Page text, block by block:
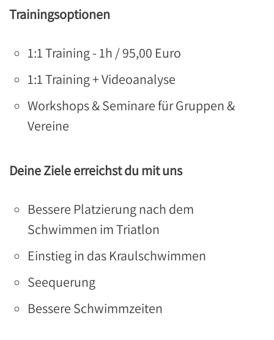
Trainingsoptionen
1:1 Training - 1h / 95,00 Euro
1:1 Training + Videoanalyse
Workshops & Seminare für Gruppen &
Vereine
Deine Ziele erreichst du mit uns
Bessere Platzierung nach dem
Schwimmen im Triatlon
Einstieg in das Kraulschwimmen
Seequerung
Bessere Schwimmzeiten